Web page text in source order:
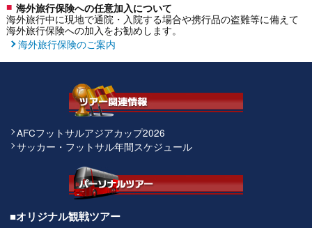
海外旅行保険への任意加入について
海外旅行中に現地で通院・入院する場合や携行品の盗難等に備えて
海外旅行保険への加入をお勧めします。
海外旅行保険のご案内
AFCフットサルアジアカップ2026
サッカー・フットサル年間スケジュール
■オリジナル観戦ツアー